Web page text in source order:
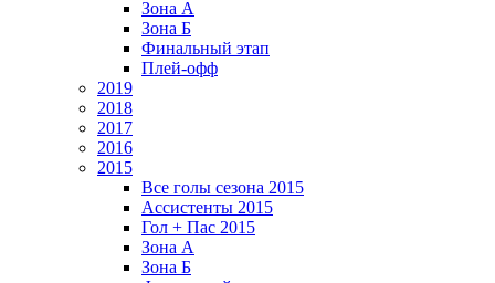
Зона А
Зона Б
Финальный этап
Плей-офф
2019
2018
2017
2016
2015
Все голы сезона 2015
Ассистенты 2015
Гол + Пас 2015
Зона А
Зона Б